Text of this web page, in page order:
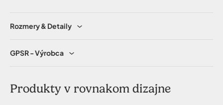
Rozmery & Detaily
GPSR - Výrobca
Produkty v rovnakom dizajne